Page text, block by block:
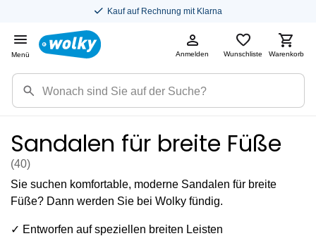
Kostenloser Versand in DE
Menü Anmelden Wunschliste Warenkorb
Sandalen für breite Füße
(40)
Sie suchen komfortable, moderne Sandalen für breite
Füße? Dann werden Sie bei Wolky fündig.
✓ Entworfen auf speziellen breiten Leisten